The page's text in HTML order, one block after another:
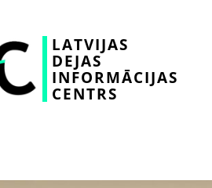
LATVIJAS
DEJAS
INFORMĀCIJAS
CENTRS